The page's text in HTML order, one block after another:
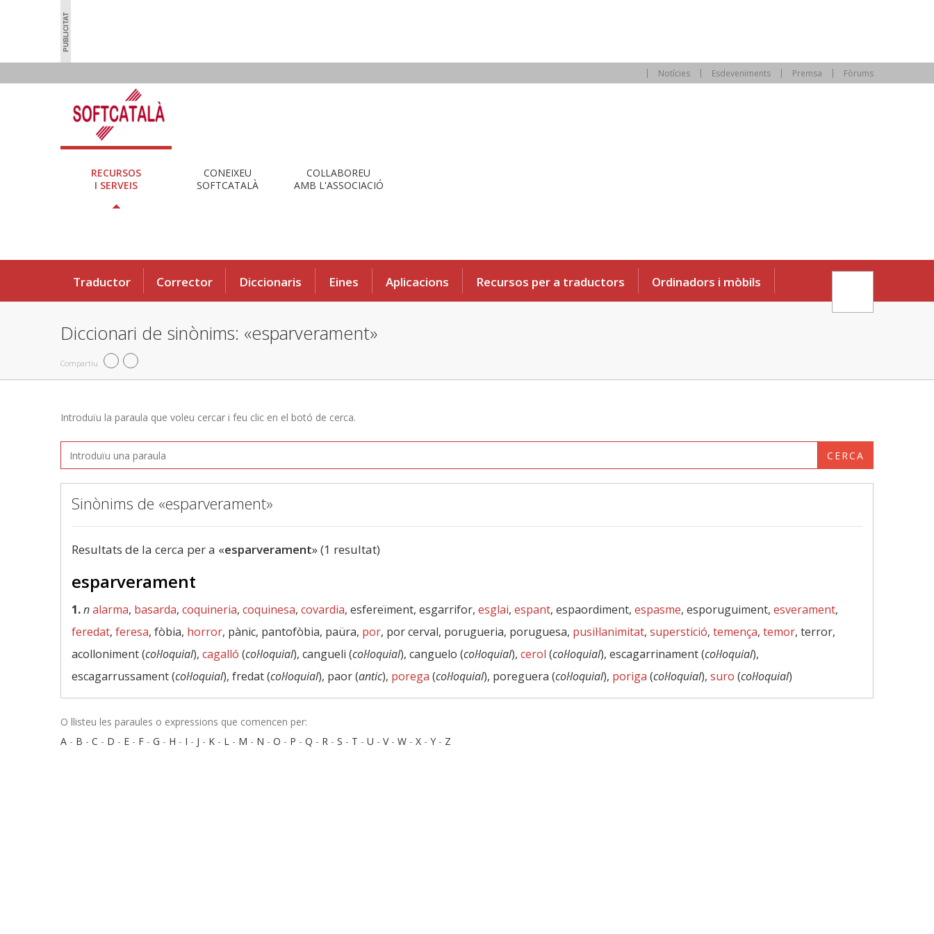
Notícies Esdeveniments Premsa Fòrums
RECURSOS
I SERVEIS
CONEIXEU
SOFTCATALÀ
COL·LABOREU
AMB L'ASSOCIACIÓ
Traductor Corrector Diccionaris Eines Aplicacions Recursos per a traductors Ordinadors i mòbils
Diccionari de sinònims: «esparverament»
Compartiu
Introduïu la paraula que voleu cercar i feu clic en el botó de cerca.
CERCA
Sinònims de «esparverament»
Resultats de la cerca per a «esparverament» (1 resultat)
esparverament
1.nalarma, basarda, coquineria, coquinesa, covardia, esfereïment, esgarrifor, esglai, espant, espaordiment, espasme, esporuguiment, esverament,
feredat, feresa, fòbia, horror, pànic, pantofòbia, paüra, por, por cerval, porugueria, poruguesa, pusil·lanimitat, superstició, temença, temor, terror,
acolloniment (col·loquial), cagalló (col·loquial), cangueli (col·loquial), canguelo (col·loquial), cerol (col·loquial), escagarrinament (col·loquial),
escagarrussament (col·loquial), fredat (col·loquial), paor (antic), porega (col·loquial), poreguera (col·loquial), poriga (col·loquial), suro (col·loquial)
O llisteu les paraules o expressions que comencen per:
A - B - C - D - E - F - G - H - I - J - K - L - M - N - O - P - Q - R - S - T - U - V- W - X - Y - Z